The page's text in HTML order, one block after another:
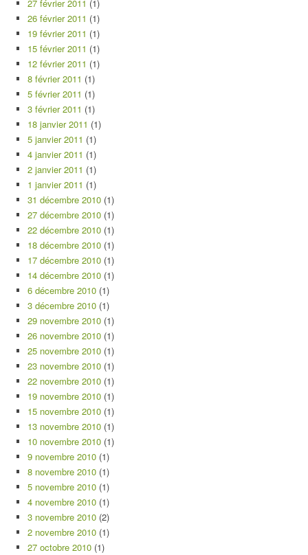
27 février 2011 (1)
26 février 2011 (1)
19 février 2011 (1)
15 février 2011 (1)
12 février 2011 (1)
8 février 2011 (1)
5 février 2011 (1)
3 février 2011 (1)
18 janvier 2011 (1)
5 janvier 2011 (1)
4 janvier 2011 (1)
2 janvier 2011 (1)
1 janvier 2011 (1)
31 décembre 2010 (1)
27 décembre 2010 (1)
22 décembre 2010 (1)
18 décembre 2010 (1)
17 décembre 2010 (1)
14 décembre 2010 (1)
6 décembre 2010 (1)
3 décembre 2010 (1)
29 novembre 2010 (1)
26 novembre 2010 (1)
25 novembre 2010 (1)
23 novembre 2010 (1)
22 novembre 2010 (1)
19 novembre 2010 (1)
15 novembre 2010 (1)
13 novembre 2010 (1)
10 novembre 2010 (1)
9 novembre 2010 (1)
8 novembre 2010 (1)
5 novembre 2010 (1)
4 novembre 2010 (1)
3 novembre 2010 (2)
2 novembre 2010 (1)
27 octobre 2010 (1)